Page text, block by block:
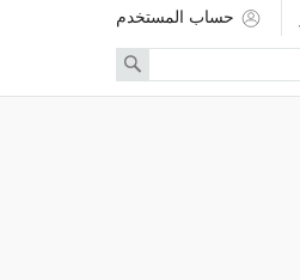
حساب المستخدم
Search